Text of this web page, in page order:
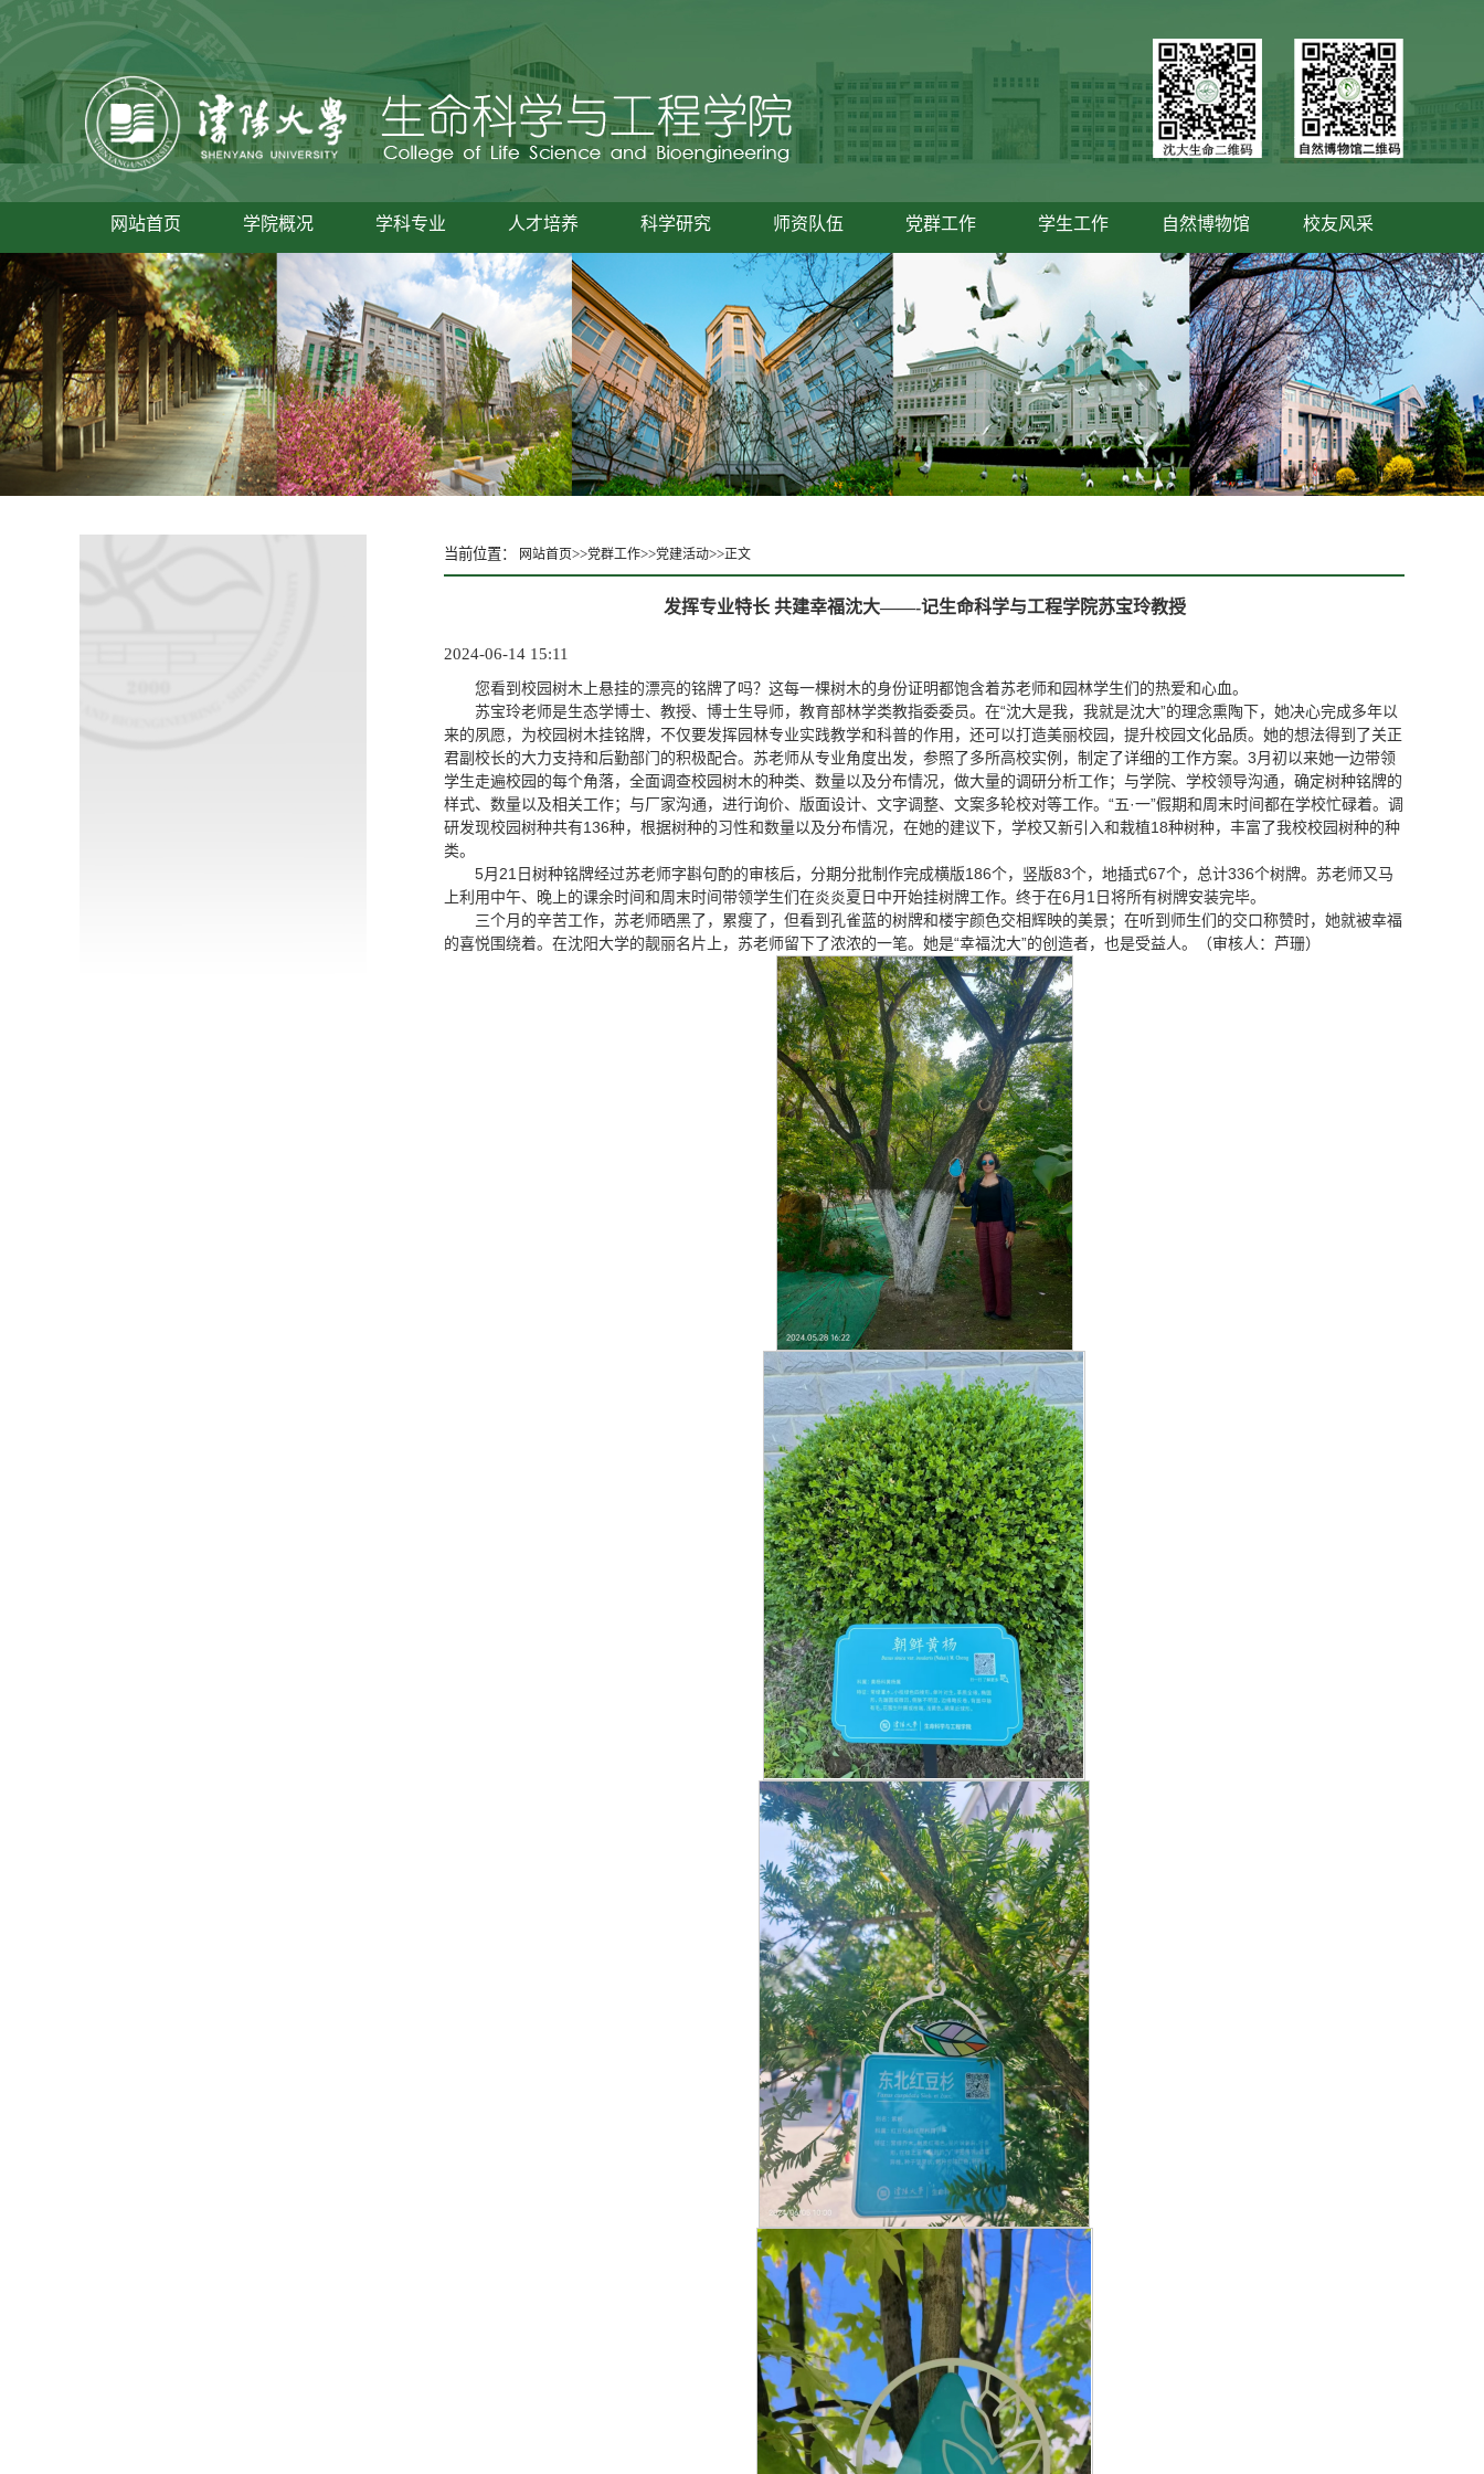
网站首页 学院概况 学科专业 人才培养 科学研究 师资队伍 党群工作 学生工作 自然博物馆 校友风采
当前位置： 网站首页>>党群工作>>党建活动>>正文
发挥专业特长 共建幸福沈大——-记生命科学与工程学院苏宝玲教授
2024-06-14 15:11
您看到校园树木上悬挂的漂亮的铭牌了吗？这每一棵树木的身份证明都饱含着苏老师和园林学生们的热爱和心血。
苏宝玲老师是生态学博士、教授、博士生导师，教育部林学类教指委委员。在“沈大是我，我就是沈大”的理念熏陶下，她决心完成多年以
来的夙愿，为校园树木挂铭牌，不仅要发挥园林专业实践教学和科普的作用，还可以打造美丽校园，提升校园文化品质。她的想法得到了关正
君副校长的大力支持和后勤部门的积极配合。苏老师从专业角度出发，参照了多所高校实例，制定了详细的工作方案。3月初以来她一边带领
学生走遍校园的每个角落，全面调查校园树木的种类、数量以及分布情况，做大量的调研分析工作；与学院、学校领导沟通，确定树种铭牌的
样式、数量以及相关工作；与厂家沟通，进行询价、版面设计、文字调整、文案多轮校对等工作。“五·一”假期和周末时间都在学校忙碌着。调
研发现校园树种共有136种，根据树种的习性和数量以及分布情况，在她的建议下，学校又新引入和栽植18种树种，丰富了我校校园树种的种
类。
5月21日树种铭牌经过苏老师字斟句酌的审核后，分期分批制作完成横版186个，竖版83个，地插式67个，总计336个树牌。苏老师又马
上利用中午、晚上的课余时间和周末时间带领学生们在炎炎夏日中开始挂树牌工作。终于在6月1日将所有树牌安装完毕。
三个月的辛苦工作，苏老师晒黑了，累瘦了，但看到孔雀蓝的树牌和楼宇颜色交相辉映的美景；在听到师生们的交口称赞时，她就被幸福
的喜悦围绕着。在沈阳大学的靓丽名片上，苏老师留下了浓浓的一笔。她是“幸福沈大”的创造者，也是受益人。（审核人：芦珊）